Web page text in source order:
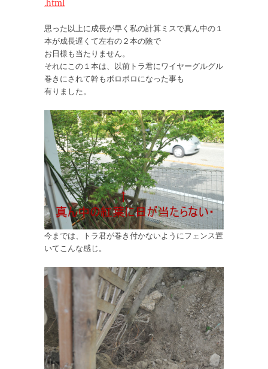
.html
思った以上に成長が早く私の計算ミスで真ん中の１
本が成長遅くて左右の２本の陰で
お日様も当たりません。
それにこの１本は、以前トラ君にワイヤーグルグル
巻きにされて幹もボロボロになった事も
有りました。
今までは、トラ君が巻き付かないようにフェンス置
いてこんな感じ。